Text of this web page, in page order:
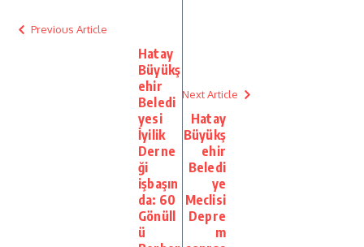
Previous Article
Hatay
Büyükş
ehir
Beledi
yesi
İyilik
Derne
ği
işbaşın
da: 60
Gönüll
ü
Next Article
Hatay
Büyükş
ehir
Beledi
ye
Meclisi
Depre
m